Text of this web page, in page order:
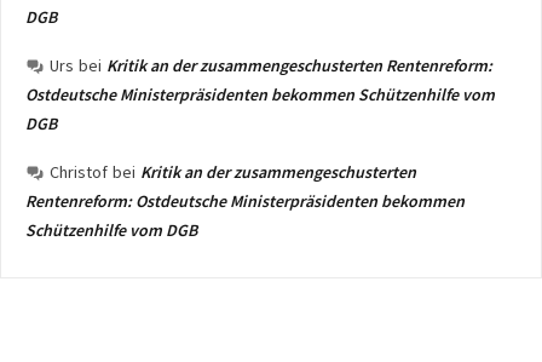
DGB
Urs bei Kritik an der zusammengeschusterten Rentenreform:
Ostdeutsche Ministerpräsidenten bekommen Schützenhilfe vom
DGB
Christof bei Kritik an der zusammengeschusterten
Rentenreform: Ostdeutsche Ministerpräsidenten bekommen
Schützenhilfe vom DGB